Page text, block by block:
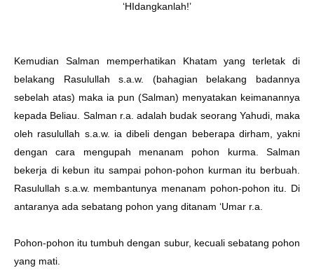
‘HIdangkanlah!’
Kemudian Salman memperhatikan Khatam yang terletak di
belakang Rasulullah s.a.w. (bahagian belakang badannya
sebelah atas) maka ia pun (Salman) menyatakan keimanannya
kepada Beliau. Salman r.a. adalah budak seorang Yahudi, maka
oleh rasulullah s.a.w. ia dibeli dengan beberapa dirham, yakni
dengan cara mengupah menanam pohon kurma. Salman
bekerja di kebun itu sampai pohon-pohon kurman itu berbuah.
Rasulullah s.a.w. membantunya menanam pohon-pohon itu. Di
antaranya ada sebatang pohon yang ditanam ‘Umar r.a.
Pohon-pohon itu tumbuh dengan subur, kecuali sebatang pohon
yang mati.